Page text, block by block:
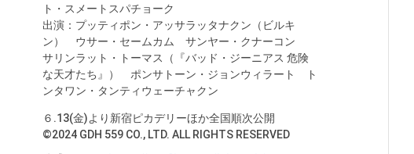
ト・スメートスパチョーク
出演：プッティポン・アッサラッタナクン（ビルキ
ン） ウサー・セームカム サンヤー・クナーコン
サリンラット・トーマス（『バッド・ジーニアス 危険
な天才たち』） ポンサトーン・ジョンウィラート ト
ンタワン・タンティウェーチャクン
６.13(金)より新宿ピカデリーほか全国順次公開
©2024 GDH 559 CO., LTD. ALL RIGHTS RESERVED